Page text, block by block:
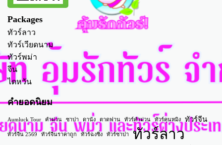
Packages
ทัวร์ลาว
ทัวร์เวียดนาม
ทัวร์พม่า
จีน
ไตหวัน
คำยอดนิยม
Aumluck Tour คำม่วน ซาปา ดานัง ตาดฟาน ทัวร์คำม่วน ทัวร์คุนหมิง ทัวร์จีน
ทัวร์จีน 2569 ทัวร์จีนราคาถูก ทัวร์ฉงชิ่ง ทัวร์ซาปา ทัวร์ลาว